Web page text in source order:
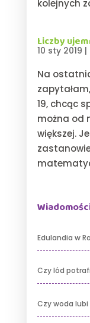
kolejnych
Liczby
10 sty 2019 |
Na
19, chcąc
można od
większej.
Edulandia w
Czy lód
Czy woda lubi